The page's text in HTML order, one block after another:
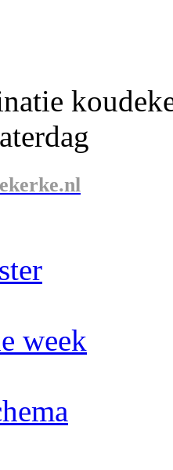
week